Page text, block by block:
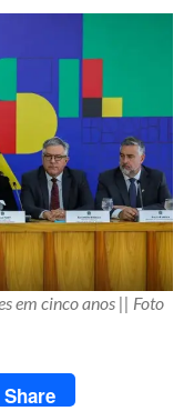
em cinco anos || Foto
Share